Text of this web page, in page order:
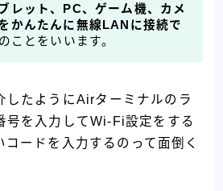
レット、PC、ゲーム機、カメ
かんたんに無線LANに接続で
のことをいいます。
したようにAirターミナルのラ
号を入力してWi-Fi設定をする
ードを入力するのって面倒く